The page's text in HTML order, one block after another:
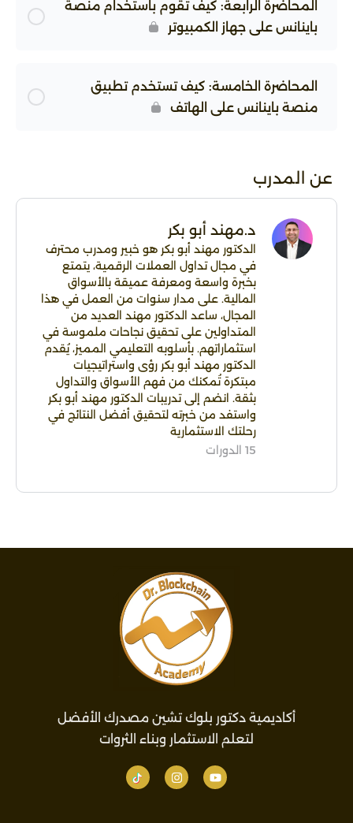
المحاضرة الرابعة: كيف تقوم باستخدام منصة
باينانس على جهاز الكمبيوتر
المحاضرة الخامسة: كيف تستخدم تطبيق
منصة باينانس على الهاتف
عن المدرب
د.مهند أبو بكر
الدكتور مهند أبو بكر هو خبير ومدرب محترف
في مجال تداول العملات الرقمية، يتمتع
بخبرة واسعة ومعرفة عميقة بالأسواق
المالية. على مدار سنوات من العمل في هذا
المجال، ساعد الدكتور مهند العديد من
المتداولين على تحقيق نجاحات ملموسة في
استثماراتهم. بأسلوبه التعليمي المميز، يُقدم
الدكتور مهند أبو بكر رؤى واستراتيجيات
مبتكرة تُمكنك من فهم الأسواق والتداول
بثقة. انضم إلى تدريبات الدكتور مهند أبو بكر
واستفد من خبرته لتحقيق أفضل النتائج في
رحلتك الاستثمارية
15 الدورات
أكاديمية دكتور بلوك تشين مصدرك الأفضل
لتعلم الاستثمار وبناء الثروات